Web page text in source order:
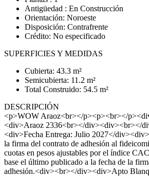
Antigüedad : En Construcción
Orientación: Noroeste
Disposición: Contrafrente
Crédito: No especificado
SUPERFICIES Y MEDIDAS
Cubierta: 43.3 m²
Semicubierta: 11.2 m²
Total Construido: 54.5 m²
DESCRIPCIÓN
<p>WOW Araoz<br></p><p><br></
<div>Araoz 2336<br></div><div><br></
<div>Fecha Entrega: Julio 2027</
la firma del contrato de adhesión al
cuotas en pesos ajustables por el índice
base el último publicado a la fecha de la
adhesión.<div><br></div><div>Apto